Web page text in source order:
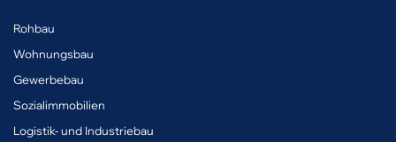
Rohbau
Wohnungsbau
Gewerbebau
Sozialimmobilien
Logistik- und Industriebau